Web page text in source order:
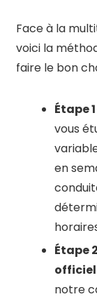
Face à la
voici la
faire le bon
Étape
vous
en
Étape
notre